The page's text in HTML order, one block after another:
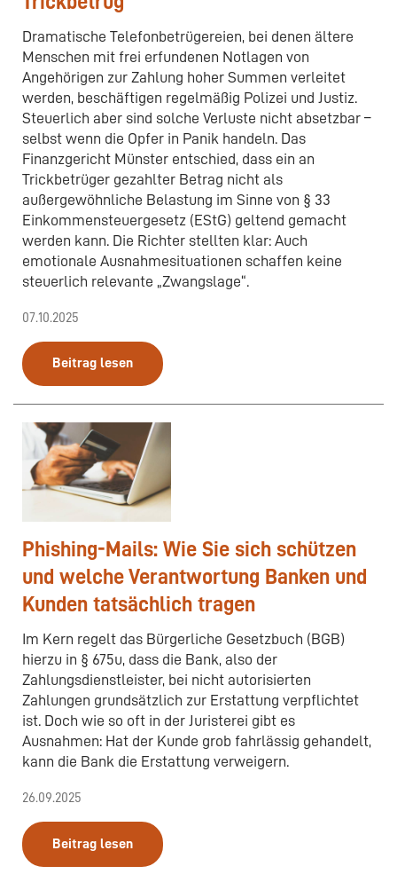
Dramatische Telefonbetrügereien, bei denen ältere
Menschen mit frei erfundenen Notlagen von
Angehörigen zur Zahlung hoher Summen verleitet
werden, beschäftigen regelmäßig Polizei und Justiz.
Steuerlich aber sind solche Verluste nicht absetzbar –
selbst wenn die Opfer in Panik handeln. Das
Finanzgericht Münster entschied, dass ein an
Trickbetrüger gezahlter Betrag nicht als
außergewöhnliche Belastung im Sinne von § 33
Einkommensteuergesetz (EStG) geltend gemacht
werden kann. Die Richter stellten klar: Auch
emotionale Ausnahmesituationen schaffen keine
steuerlich relevante „Zwangslage“.
07.10.2025
Beitrag lesen
Phishing-Mails: Wie Sie sich schützen
und welche Verantwortung Banken und
Kunden tatsächlich tragen
Im Kern regelt das Bürgerliche Gesetzbuch (BGB)
hierzu in § 675u, dass die Bank, also der
Zahlungsdienstleister, bei nicht autorisierten
Zahlungen grundsätzlich zur Erstattung verpflichtet
ist. Doch wie so oft in der Juristerei gibt es
Ausnahmen: Hat der Kunde grob fahrlässig gehandelt,
kann die Bank die Erstattung verweigern.
26.09.2025
Beitrag lesen